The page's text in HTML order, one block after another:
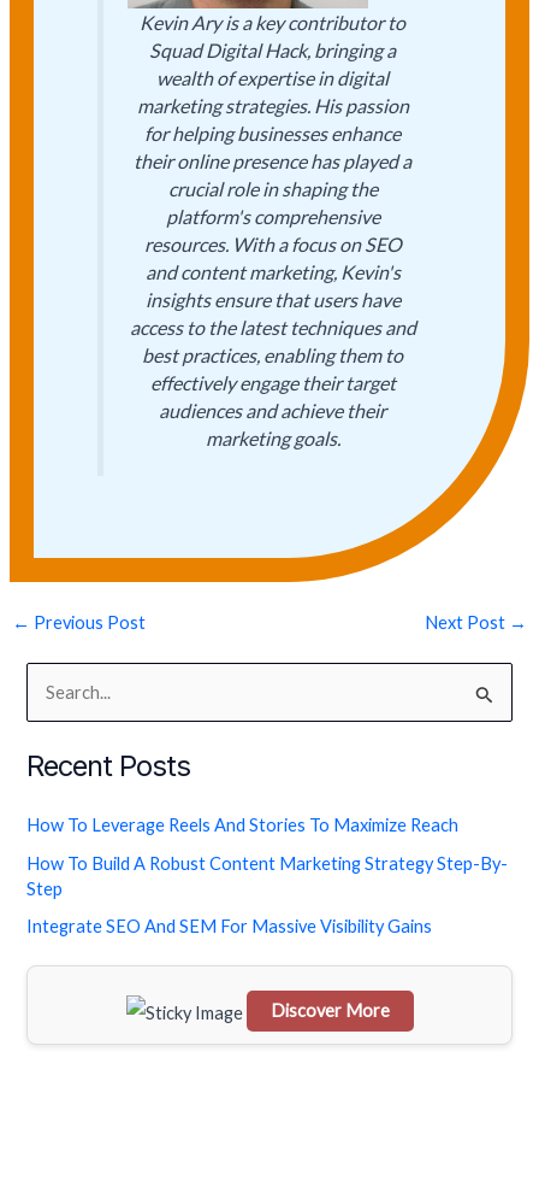
Kevin Ary is a key contributor to
Squad Digital Hack, bringing a
wealth of expertise in digital
marketing strategies. His passion
for helping businesses enhance
their online presence has played a
crucial role in shaping the
platform's comprehensive
resources. With a focus on SEO
and content marketing, Kevin's
insights ensure that users have
access to the latest techniques and
best practices, enabling them to
effectively engage their target
audiences and achieve their
marketing goals.
← Previous Post Next Post →
a
c
h
r
Recent Posts
How To Leverage Reels And Stories To Maximize Reach
How To Build A Robust Content Marketing Strategy Step-By-
Step
Integrate SEO And SEM For Massive Visibility Gains
Discover More